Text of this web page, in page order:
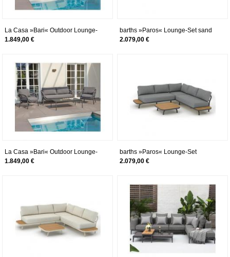
La Casa »Bari« Outdoor Lounge-
Set 3-teilig
1.849,00 €
barths »Paros« Lounge-Set sand
2.079,00 €
La Casa »Bari« Outdoor Lounge-
Set 3-teilig anthrazit
1.849,00 €
barths »Paros« Lounge-Set
anthrazit
2.079,00 €